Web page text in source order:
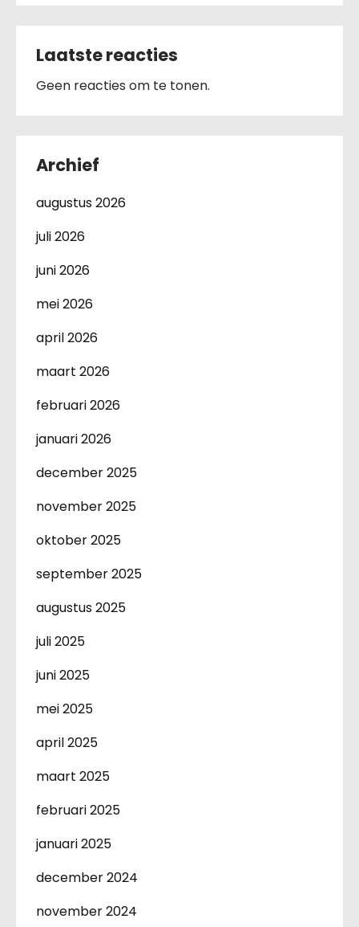
Laatste reacties
Geen reacties om te tonen.
Archief
augustus 2026
juli 2026
juni 2026
mei 2026
april 2026
maart 2026
februari 2026
januari 2026
december 2025
november 2025
oktober 2025
september 2025
augustus 2025
juli 2025
juni 2025
mei 2025
april 2025
maart 2025
februari 2025
januari 2025
december 2024
november 2024